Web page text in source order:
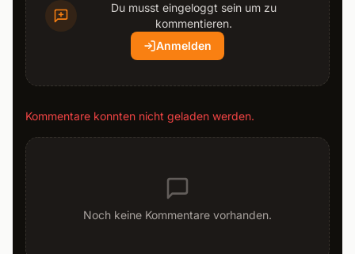
Du musst eingeloggt sein um zu
kommentieren.
Anmelden
Kommentare konnten nicht geladen werden.
Noch keine Kommentare vorhanden.